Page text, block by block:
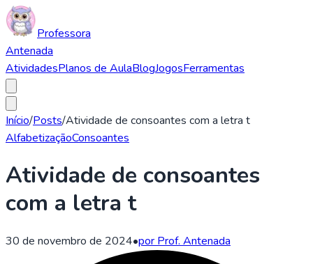
Professora
Antenada
AtividadesPlanos de AulaBlogJogosFerramentas
Início/Posts/Atividade de consoantes com a letra t
AlfabetizaçãoConsoantes
Atividade de consoantes
com a letra t
30 de novembro de 2024•por Prof. Antenada